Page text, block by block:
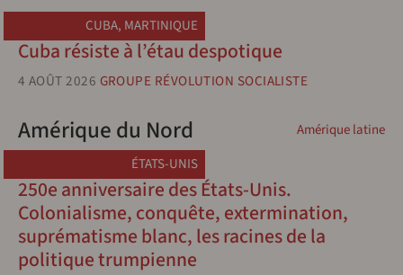
CUBA, MARTINIQUE
Cuba résiste à l’étau despotique
4 AOÛT 2026 GROUPE RÉVOLUTION SOCIALISTE
Amérique latine
Amérique du Nord
ÉTATS-UNIS
250e anniversaire des États-Unis.
Colonialisme, conquête, extermination,
suprématisme blanc, les racines de la
politique trumpienne